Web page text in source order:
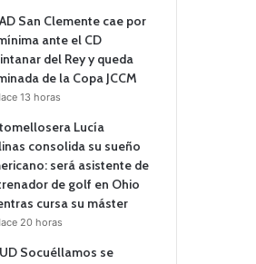
San Clemente cae por
ante el CD
del Rey y queda
de la Copa JCCM
13 horas
Lucía
consolida su sueño
será asistente de
de golf en Ohio
cursa su máster
20 horas
Socuéllamos se